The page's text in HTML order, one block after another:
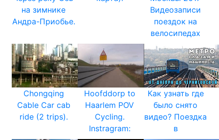
на зимнике
Андра-Приобье.
Видеозаписи
поездок на
велосипедах
Chongqing
Cable Car cab
ride (2 trips).
Hoofddorp to
Haarlem POV
Cycling.
Instragram:
Как узнать где
было снято
видео? Поездка
в